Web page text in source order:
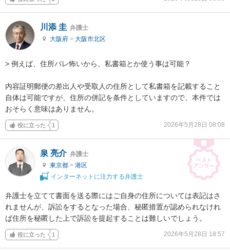
川添 圭 弁護士
大阪府 > 大阪市北区
> 例えば、住所バレ怖いから、私書箱とか使う事は可能？
内容証明郵便の差出人や受取人の住所として私書箱を記載すること
自体は可能ですが、住所の併記を条件としていますので、本件では
おそらく意味はありません。
役に立った 1 2026年5月28日 08:08
泉 亮介 弁護士
東京都 > 港区
インターネットに注力する弁護士
弁護士を立てて書面を送る際にはご自身の住所については表記はさ
れませんが、訴訟をするとなった場合、秘匿措置が認められなけれ
ば住所を秘匿した上で訴訟を提起することは難しいでしょう。
役に立った 1 2026年5月28日 18:57